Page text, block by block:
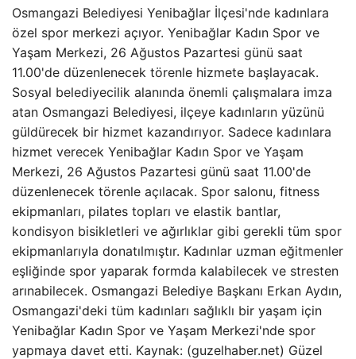
Osmangazi Belediyesi Yenibağlar İlçesi'nde kadınlara
özel spor merkezi açıyor. Yenibağlar Kadın Spor ve
Yaşam Merkezi, 26 Ağustos Pazartesi günü saat
11.00'de düzenlenecek törenle hizmete başlayacak.
Sosyal belediyecilik alanında önemli çalışmalara imza
atan Osmangazi Belediyesi, ilçeye kadınların yüzünü
güldürecek bir hizmet kazandırıyor. Sadece kadınlara
hizmet verecek Yenibağlar Kadın Spor ve Yaşam
Merkezi, 26 Ağustos Pazartesi günü saat 11.00'de
düzenlenecek törenle açılacak. Spor salonu, fitness
ekipmanları, pilates topları ve elastik bantlar,
kondisyon bisikletleri ve ağırlıklar gibi gerekli tüm spor
ekipmanlarıyla donatılmıştır. Kadınlar uzman eğitmenler
eşliğinde spor yaparak formda kalabilecek ve stresten
arınabilecek. Osmangazi Belediye Başkanı Erkan Aydın,
Osmangazi'deki tüm kadınları sağlıklı bir yaşam için
Yenibağlar Kadın Spor ve Yaşam Merkezi'nde spor
yapmaya davet etti. Kaynak: (guzelhaber.net) Güzel